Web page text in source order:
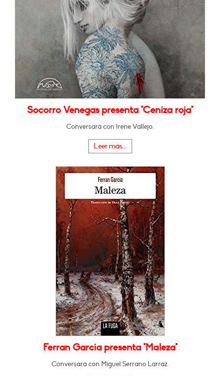
Socorro Venegas presenta "Ceniza roja"
Conversará con Irene Vallejo.
Leer más...
Ferran Garcia presenta "Maleza"
Conversará con Miguel Serrano Larraz.